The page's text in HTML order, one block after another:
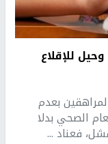
للإقلاع
بعدم
الصحي بدلا
فعناد ...